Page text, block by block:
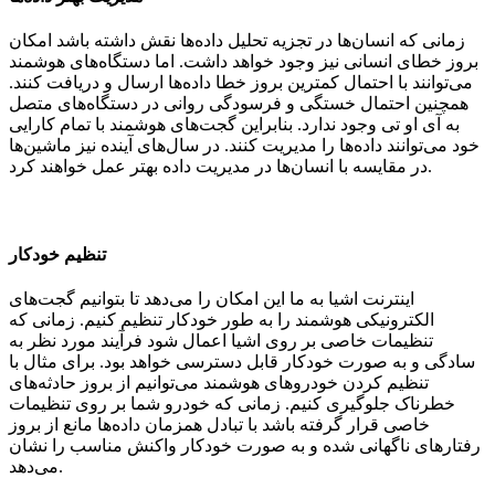
زمانی که انسا‌ن‌ها در تجزیه تحلیل داده‌ها نقش داشته باشد امکان
بروز خطای انسانی نیز وجود خواهد داشت. اما دستگاه‌های هوشمند
می‌توانند با احتمال کمترین بروز خطا داده‌ها ارسال و دریافت کنند.
همچنین احتمال خستگی و فرسودگی روانی در دستگاه‌های متصل
به آی او تی وجود ندارد. بنابراین گجت‌های هوشمند با تمام کارایی
خود می‌توانند داده‌ها را مدیریت کنند. در سال‌های آینده نیز ماشین‌ها
در مقایسه با انسان‌ها در مدیریت داده بهتر عمل خواهند کرد.
تنظیم خودکار
اینترنت اشیا به ما این امکان را می‌دهد تا بتوانیم گجت‌های
الکترونیکی هوشمند را به طور خودکار تنظیم کنیم. زمانی که
تنظیمات خاصی بر روی اشیا اعمال شود فرآیند مورد نظر به
سادگی و به صورت خودکار قابل دسترسی خواهد بود. برای مثال با
تنظیم کردن خودرو‌های هوشمند می‌توانیم از بروز حادثه‌های
خطرناک جلو‌گیری کنیم. زمانی که خودرو شما بر روی تنظیمات
خاصی قرار گرفته باشد با تبادل همزمان داده‌ها مانع از بروز
رفتار‌های ناگهانی شده و به صورت خودکار واکنش مناسب را نشان
می‌دهد.